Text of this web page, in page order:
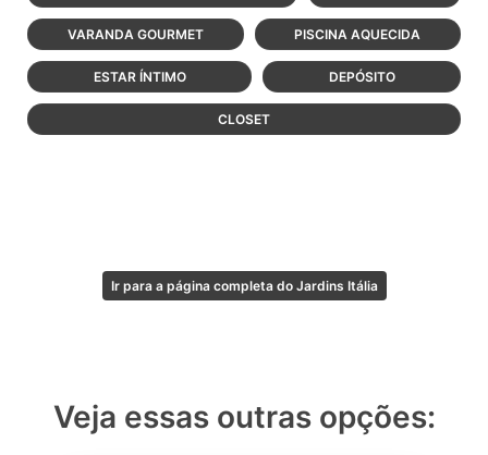
VARANDA GOURMET PISCINA AQUECIDA
ESTAR ÍNTIMO DEPÓSITO
CLOSET
Ir para a página completa do Jardins Itália
Veja essas outras opções: